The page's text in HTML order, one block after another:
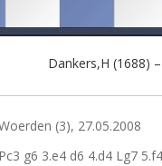
Dankers,H (1688)
(3), 27.05.2008
g6 3.e4 d6 4.d4 Lg7